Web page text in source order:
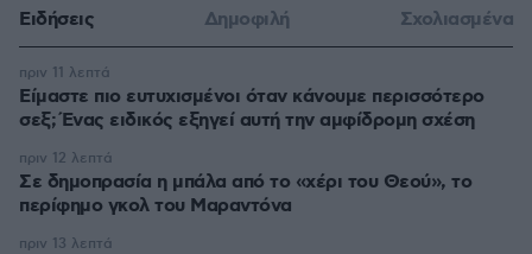
Ειδήσεις Δημοφιλή Σχολιασμένα
Είμαστε πιο ευτυχισμένοι όταν κάνουμε περισσότερο
σεξ; Ένας ειδικός εξηγεί αυτή την αμφίδρομη σχέση
πριν 11 λεπτά
Σε δημοπρασία η μπάλα από το «χέρι του Θεού», το
περίφημο γκολ του Μαραντόνα
πριν 12 λεπτά
πριν 13 λεπτά